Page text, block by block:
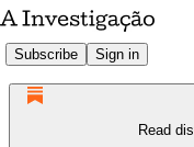
Subscribe Sign in
Read